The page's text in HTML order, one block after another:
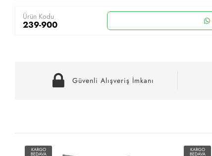
Ürün Kodu
239-900
Güvenli Alışveriş İmkanı
KARGO
BEDAVA
KARGO
BEDAVA